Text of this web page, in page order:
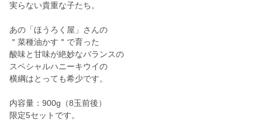
実らない貴重な子たち。
あの「ほうろく屋」さんの
＂菜種油かす＂で育った
酸味と甘味が絶妙なバランスの
スペシャルハニーキウイの
横綱はとっても希少です。
内容量：900g（8玉前後）
限定5セットです。